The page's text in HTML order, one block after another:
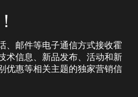
、邮件等电子通信方式接收霍
术信息、新品发布、活动和新
优惠等相关主题的独家营销信